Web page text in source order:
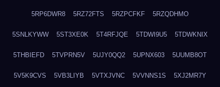
5RP6DWR8 5RZ72FTS 5RZPCFKF 5RZQDHMO
5SNLKYWW 5ST3XE0K 5T4RFJQE 5TDWI9U5 5TDWKNIX
5THBIEFD 5TVPRN5V 5UJY0QQ2 5UPNX603 5UUMB8OT
5V5K9CVS 5VB3LIYB 5VTXJVNC 5VVNNS1S 5XJ2MR7Y